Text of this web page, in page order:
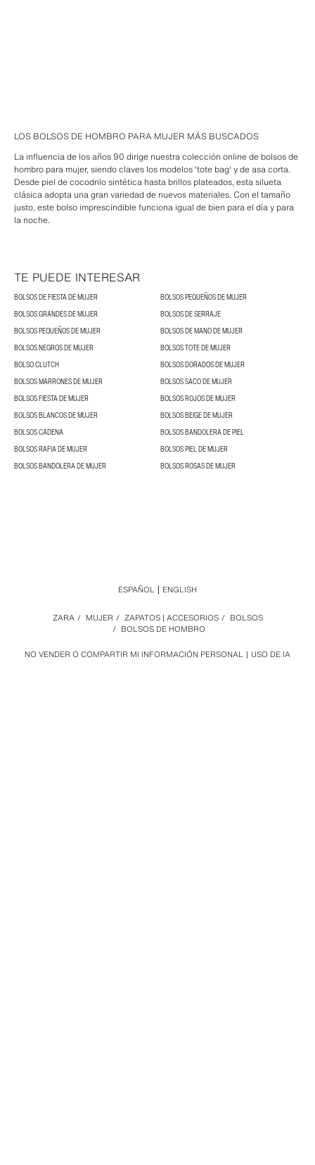
LOS BOLSOS DE HOMBRO PARA MUJER MÁS BUSCADOS
La influencia de los años 90 dirige nuestra colección online de bolsos de
hombro para mujer, siendo claves los modelos 'tote bag' y de asa corta.
Desde piel de cocodrilo sintética hasta brillos plateados, esta silueta
clásica adopta una gran variedad de nuevos materiales. Con el tamaño
justo, este bolso imprescindible funciona igual de bien para el día y para
la noche.
TE PUEDE INTERESAR
BOLSOS DE FIESTA DE MUJER
BOLSOS PEQUEÑOS DE MUJER
BOLSOS GRANDES DE MUJER
BOLSOS DE SERRAJE
BOLSOS PEQUEÑOS DE MUJER
BOLSOS DE MANO DE MUJER
BOLSOS NEGROS DE MUJER
BOLSOS TOTE DE MUJER
BOLSO CLUTCH
BOLSOS DORADOS DE MUJER
BOLSOS MARRONES DE MUJER
BOLSOS SACO DE MUJER
BOLSOS FIESTA DE MUJER
BOLSOS ROJOS DE MUJER
BOLSOS BLANCOS DE MUJER
BOLSOS BEIGE DE MUJER
BOLSOS CADENA
BOLSOS BANDOLERA DE PIEL
BOLSOS RAFIA DE MUJER
BOLSOS PIEL DE MUJER
BOLSOS BANDOLERA DE MUJER
BOLSOS ROSAS DE MUJER
NO VENDER O COMPARTIR MI INFORMACIÓN PERSONAL USO DE IA
ZARA / MUJER / ZAPATOS | ACCESORIOS / BOLSOS
/ BOLSOS DE HOMBRO
ESPAÑOL ENGLISH